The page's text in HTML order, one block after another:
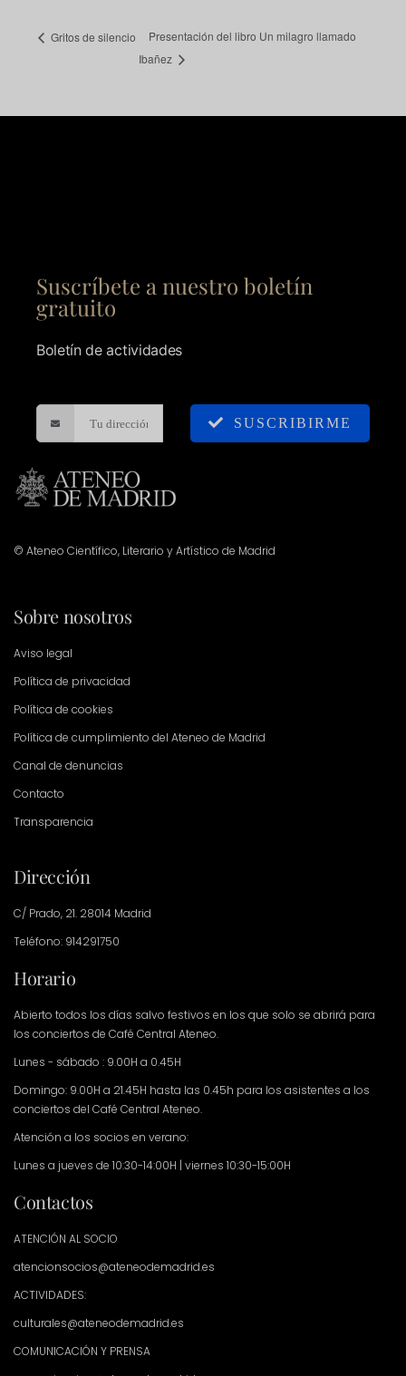
Gritos de silencio
Presentación del libro Un milagro llamado
Ibañez
Suscríbete a nuestro boletín
gratuito
Boletín de actividades
SUSCRIBIRME
© Ateneo Científico, Literario y Artístico de Madrid
Sobre nosotros
Aviso legal
Política de privacidad
Política de cookies
Política de cumplimiento del Ateneo de Madrid
Canal de denuncias
Contacto
Transparencia
Dirección
C/ Prado, 21. 28014 Madrid
Teléfono: 914291750
Horario
Abierto todos los días salvo festivos en los que solo se abrirá para
los conciertos de Café Central Ateneo.
Lunes - sábado : 9.00H a 0.45H
Domingo: 9.00H a 21.45H hasta las 0.45h para los asistentes a los
conciertos del Café Central Ateneo.
Atención a los socios en verano:
Lunes a jueves de 10:30-14:00H | viernes 10:30-15:00H
Contactos
ATENCIÓN AL SOCIO
atencionsocios@ateneodemadrid.es
ACTIVIDADES:
culturales@ateneodemadrid.es
COMUNICACIÓN Y PRENSA